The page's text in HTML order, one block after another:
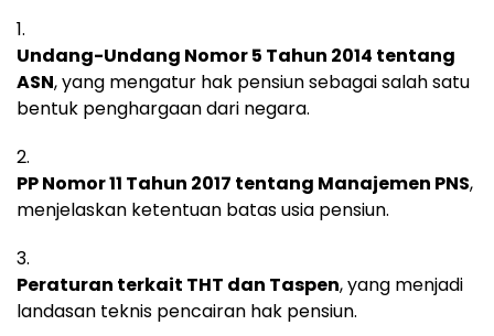
Undang-Undang Nomor 5 Tahun 2014 tentang
ASN, yang mengatur hak pensiun sebagai salah satu
bentuk penghargaan dari negara.
PP Nomor 11 Tahun 2017 tentang Manajemen PNS,
menjelaskan ketentuan batas usia pensiun.
Peraturan terkait THT dan Taspen, yang menjadi
landasan teknis pencairan hak pensiun.